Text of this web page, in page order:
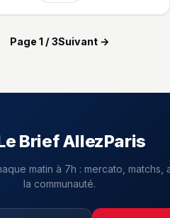
Page 1 / 3Suivant →
Brief AllezParis
matin à 7h : mercato,
la communauté.